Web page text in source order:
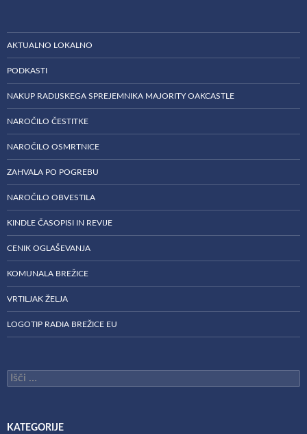
AKTUALNO LOKALNO
PODKASTI
NAKUP RADIJSKEGA SPREJEMNIKA MAJORITY OAKCASTLE
NAROČILO ČESTITKE
NAROČILO OSMRTNICE
ZAHVALA PO POGREBU
NAROČILO OBVESTILA
KINDLE ČASOPISI IN REVIJE
CENIK OGLAŠEVANJA
KOMUNALA BREŽICE
VRTILJAK ŽELJA
LOGOTIP RADIA BREŽICE EU
Išči:
KATEGORIJE